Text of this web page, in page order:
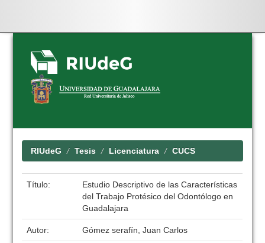
Skip
navigation
RIUdeG Tesis Licenciatura CUCS
Título:
Estudio Descriptivo de las Características
del Trabajo Protésico del Odontólogo en
Guadalajara
Autor: Gómez serafín, Juan Carlos